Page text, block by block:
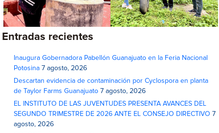
Entradas recientes
Inaugura Gobernadora Pabellón Guanajuato en la Feria Nacional
Potosina 7 agosto, 2026
Descartan evidencia de contaminación por Cyclospora en planta
de Taylor Farms Guanajuato 7 agosto, 2026
EL INSTITUTO DE LAS JUVENTUDES PRESENTA AVANCES DEL
SEGUNDO TRIMESTRE DE 2026 ANTE EL CONSEJO DIRECTIVO 7
agosto, 2026